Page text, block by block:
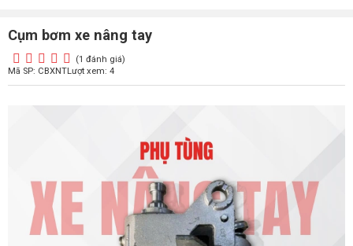
Cụm bơm xe nâng tay
(1 đánh giá)
Mã SP: CBXNTLượt xem: 4